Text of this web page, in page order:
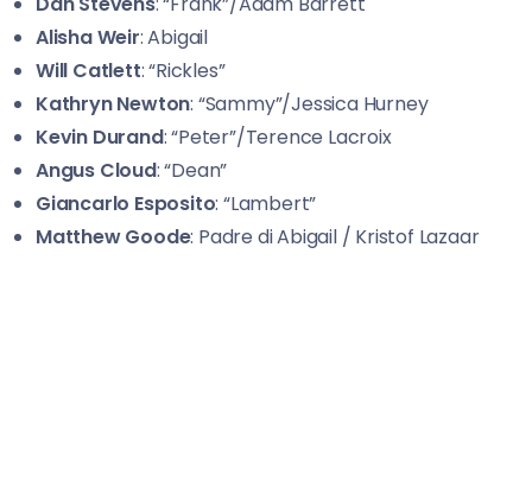
Alisha Weir: Abigail
Will Catlett: “Rickles”
Kathryn Newton: “Sammy”/Jessica Hurney
Kevin Durand: “Peter”/Terence Lacroix
Angus Cloud: “Dean”
Giancarlo Esposito: “Lambert”
Matthew Goode: Padre di Abigail / Kristof Lazaar